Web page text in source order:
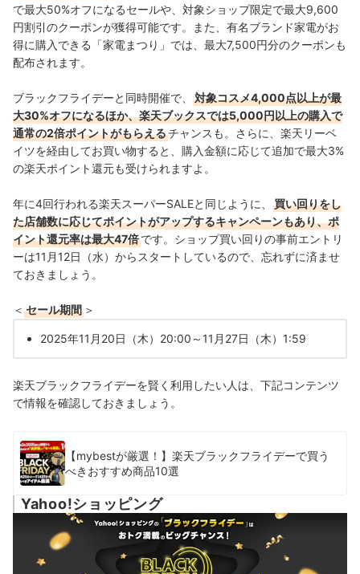
で最大50%オフになるセールや、対象ショップ限定で最大9,600
円割引のクーポンが獲得可能です。また、有名ブランド家電がお
得に購入できる「家電まつり」では、最大7,500円分のクーポンも
配布されます。
ブラックフライデーと同時開催で、
対象コスメ4,000点以上が最
大30%オフになるほか、楽天ブックスでは5,000円以上の購入で
通常の2倍ポイントがもらえるチャンスも。さらに、楽天リーベ
イツを経由してお買い物すると、購入金額に応じて追加で最大3%
の楽天ポイント還元も受けられますよ。
年に4回行われる楽天スーパーSALEと同じように、
買い回りをし
た店舗数に応じてポイントがアップするキャンペーンもあり、ポ
イント還元率は最大47倍です。ショップ買い回りの事前エントリ
ーは11月12日（水）からスタートしているので、忘れずに済ませ
ておきましょう。
＜ セール期間 ＞
2025年11月20日（木）20:00～11月27日（木）1:59
楽天ブラックフライデーを賢く利用したい人は、下記コンテンツ
で情報を確認しておきましょう。
【mybestが厳選！】楽天ブラックフライデーで買う
べきおすすめ商品10選
Yahoo!ショッピング